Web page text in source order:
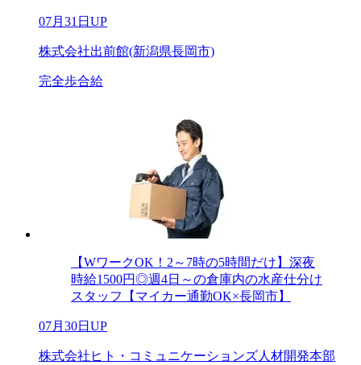
07月31日UP
株式会社出前館(新潟県長岡市)
完全歩合給
【WワークOK！2～7時の5時間だけ】深夜
時給1500円◎週4日～の倉庫内の水産仕分け
スタッフ【マイカー通勤OK×長岡市】
07月30日UP
株式会社ヒト・コミュニケーションズ人材開発本部